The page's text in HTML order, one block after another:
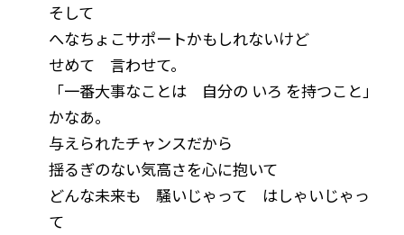
そして
へなちょこサポートかもしれないけど
せめて 言わせて。
「一番大事なことは 自分の いろ を持つこと」
かなあ。
与えられたチャンスだから
揺るぎのない気高さを心に抱いて
どんな未来も 騒いじゃって はしゃいじゃっ
て